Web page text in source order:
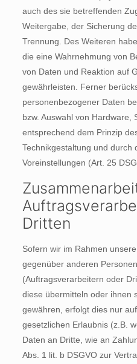
auch des sie betreffenden
Weitergabe, der Sicherung
Trennung. Des Weiteren
die eine Wahrnehmung von
von Daten und Reaktion auf
gewährleisten. Ferner
personenbezogener Daten
bzw. Auswahl von Hardware,
entsprechend dem Prinzip
Technikgestaltung und durch
Voreinstellungen (Art. 25
Dritten
Sofern wir im Rahmen
gegenüber anderen
(Auftragsverarbeitern oder
diese übermitteln oder ihnen
gewähren, erfolgt dies nur
gesetzlichen Erlaubnis (z.B.
Daten an Dritte, wie an
Abs. 1 lit. b DSGVO zur